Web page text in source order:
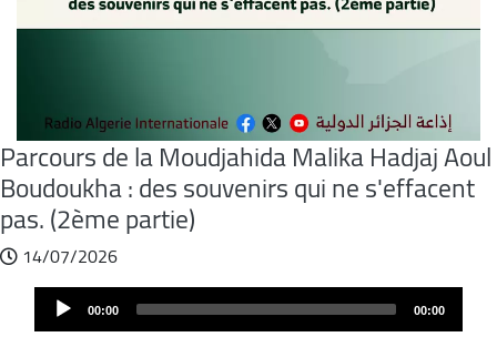
Parcours de la Moudjahida Malika Hadjaj Aoul
Boudoukha : des souvenirs qui ne s'effacent
pas. (2ème partie)
14/07/2026
AudioAudio
Player 00:00 00:00